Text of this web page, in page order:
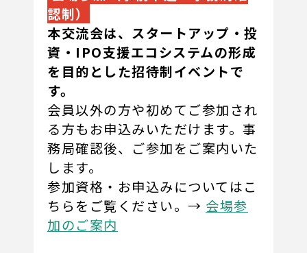
認制）
本交流会は、スタートアップ・投
資・IPO支援エコシステムの形成
を目的とした招待制イベントで
す。
会員以外の方や初めてご参加され
る方もお申込みいただけます。事
務局確認後、ご参加をご案内いた
します。
参加資格・お申込みについてはこ
ちらをご覧ください。→ 会場参
加のご案内